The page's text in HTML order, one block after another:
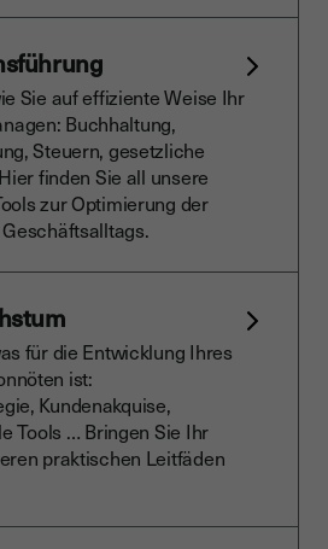
Sie auf effiziente Weise Ihr
Buchhaltung,
Steuern, gesetzliche
finden Sie all unsere
zur Optimierung der
für die Entwicklung Ihres
ist:
Kundenakquise,
Tools … Bringen Sie Ihr
praktischen Leitfäden